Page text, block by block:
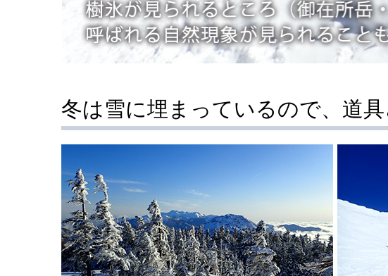
冬は雪に埋まっているので、道